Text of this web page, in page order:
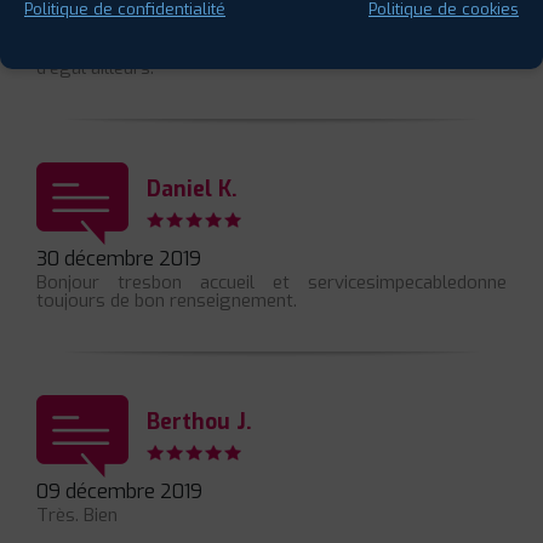
01 février 2020
d'égal ailleurs.
Daniel K.
30 décembre 2019
Bonjour tresbon accueil et servicesimpecabledonne
toujours de bon renseignement.
Berthou J.
09 décembre 2019
Très. Bien
Politique de confidentialité Politique de cookies